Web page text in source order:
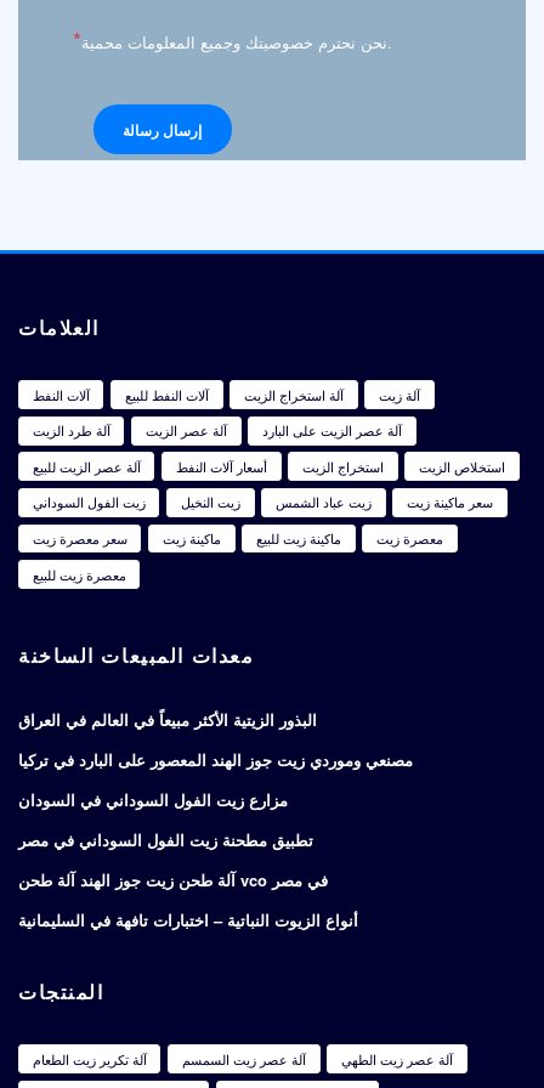
* نحن نحترم خصوصيتك وجميع المعلومات محمية.
العلامات
آلات النفط آلات النفط للبيع آلة استخراج الزيت
آلة زيت
آلة طرد الزيت
آلة عصر الزيت
آلة عصر الزيت على البارد
آلة عصر الزيت للبيع
أسعار آلات النفط استخراج الزيت
استخلاص الزيت
زيت الفول السوداني
زيت النخيل زيت عباد الشمس
سعر ماكينة زيت
سعر معصرة زيت
ماكينة زيت ماكينة زيت للبيع
معصرة زيت
معصرة زيت للبيع
معدات المبيعات الساخنة
البذور الزيتية الأكثر مبيعاً في العالم في العراق
مصنعي وموردي زيت جوز الهند المعصور على البارد في تركيا
مزارع زيت الفول السوداني في السودان
تطبيق مطحنة زيت الفول السوداني في مصر
آلة طحن زيت جوز الهند آلة طحن vco في مصر
أنواع الزيوت النباتية – اختبارات تافهة في السليمانية
المنتجات
آلة تكرير زيت الطعام آلة عصر زيت السمسم
آلة عصر زيت الطهي